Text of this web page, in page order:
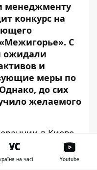
менеджменту
конкурс на
С
ожидали
и
меры по
до сих
желаемого
в Киеве
АРМА,
на часі Youtube